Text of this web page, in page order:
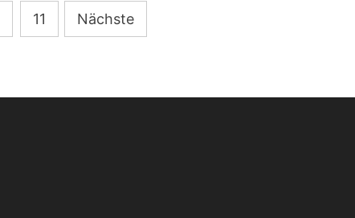
11 Nächste